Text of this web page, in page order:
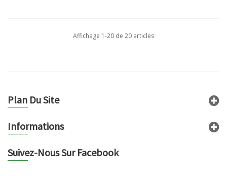
Affichage 1-20 de 20 articles
Plan Du Site
Informations
Suivez-Nous Sur Facebook